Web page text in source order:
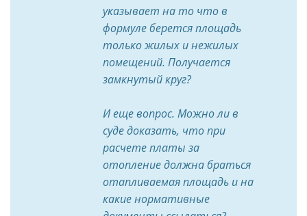
указывает на то что в
формуле берется площадь
только жилых и нежилых
помещений. Получается
замкнутый круг?
И еще вопрос. Можно ли в
суде доказать, что при
расчете платы за
отопление должна браться
отапливаемая площадь и на
какие нормативные